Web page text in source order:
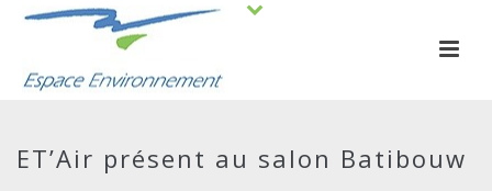
ET’Air présent au salon Batibouw